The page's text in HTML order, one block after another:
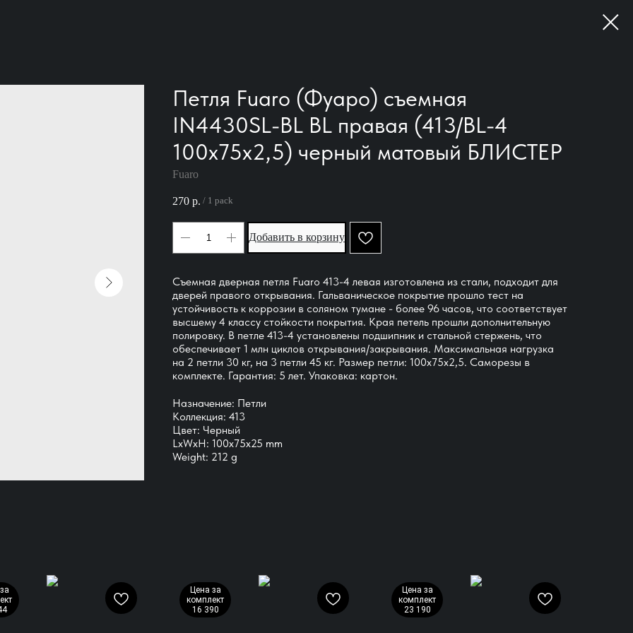
Петля Fuaro (Фуаро) съемная
IN4430SL-BL BL правая (413/BL-4
100x75x2,5) черный матовый БЛИСТЕР
Fuaro
270 р. / 1 pack
Добавить в корзину
Съемная дверная петля Fuaro 413-4 левая изготовлена из стали, подходит для
дверей правого открывания. Гальваническое покрытие прошло тест на
устойчивость к коррозии в соляном тумане - более 96 часов, что соответствует
высшему 4 классу стойкости покрытия. Края петель прошли дополнительную
полировку. В петле 413-4 установлены подшипник и стальной стержень, что
обеспечивает 1 млн циклов открывания/закрывания. Максимальная нагрузка
на 2 петли 30 кг, на 3 петли 45 кг. Размер петли: 100x75x2,5. Саморезы в
комплекте. Гарантия: 5 лет. Упаковка: картон.
Назначение: Петли
Коллекция: 413
Цвет: Черный
LxWxH: 100x75x25 mm
Weight: 212 g
Цена за
комплект
16 390
Цена за
комплект
23 190